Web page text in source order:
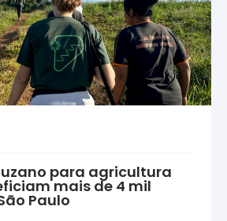
para agricultura
mais de 4 mil
Paulo